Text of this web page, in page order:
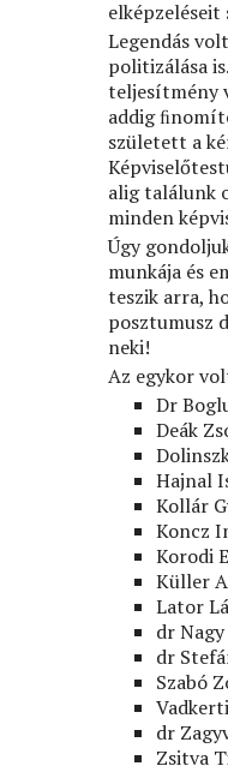
elképzeléseit
Legendás
politizálása
teljesítmény
addig
született a
alig találunk
minden
Úgy
munkája és
teszik arra,
posztumusz
neki!
Az egykor
Dr
Deák
Hajnal
Kollár
Koncz
Korodi
Küller
Lator
dr
dr
Szabó
dr
Zsitva